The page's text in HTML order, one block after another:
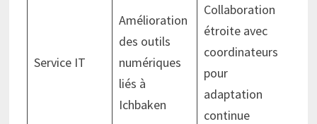
Service IT
Amélioration
des outils
numériques
liés à
Ichbaken
Collaboration
étroite avec
coordinateurs
pour
adaptation
continue